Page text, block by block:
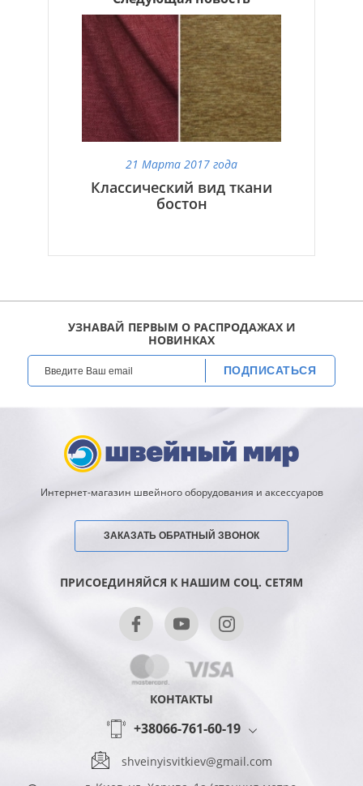
21 Марта 2017 года
Классический вид ткани
бостон
УЗНАВАЙ ПЕРВЫМ О РАСПРОДАЖАХ И
НОВИНКАХ
ПОДПИСАТЬСЯ
Интернет-магазин швейного оборудования и аксессуаров
ЗАКАЗАТЬ ОБРАТНЫЙ ЗВОНОК
ПРИСОЕДИНЯЙСЯ К НАШИМ СОЦ. СЕТЯМ
КОНТАКТЫ
+38066-761-60-19
shveinyisvitkiev@gmail.com